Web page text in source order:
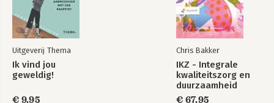
Autonomie
Verbondenheid
Purpose
Teamkracht met
Prosocial
Uitgeverij Thema
Ik vind jou
geweldig!
€ 9,95
Chris Bakker
IKZ - Integrale
kwaliteitszorg en
duurzaamheid
€ 67,95